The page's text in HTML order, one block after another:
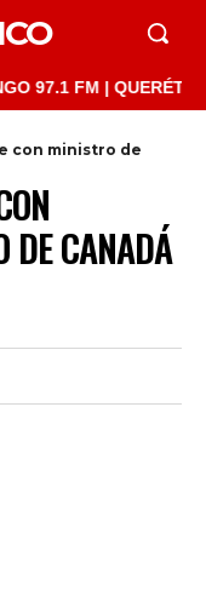
FM | QUERÉTARO
con ministro de
DE CANADÁ